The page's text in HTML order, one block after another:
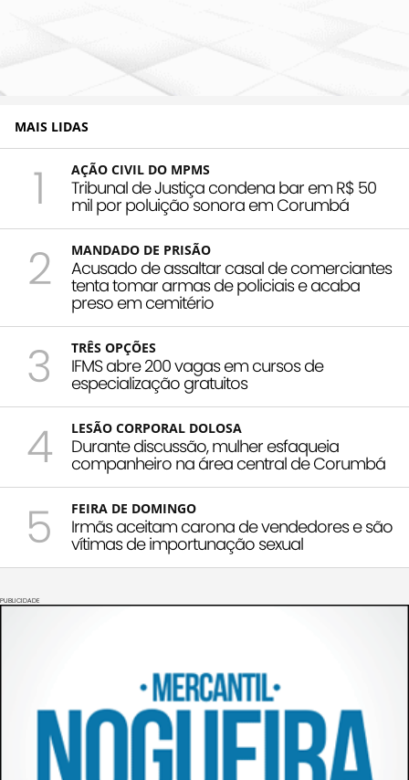
MAIS LIDAS
1 AÇÃO CIVIL DO MPMS
Tribunal de Justiça condena bar em R$ 50
mil por poluição sonora em Corumbá
2 MANDADO DE PRISÃO
Acusado de assaltar casal de comerciantes
tenta tomar armas de policiais e acaba
preso em cemitério
3 TRÊS OPÇÕES
IFMS abre 200 vagas em cursos de
especialização gratuitos
4 LESÃO CORPORAL DOLOSA
Durante discussão, mulher esfaqueia
companheiro na área central de Corumbá
5 FEIRA DE DOMINGO
Irmãs aceitam carona de vendedores e são
vítimas de importunação sexual
PUBLICIDADE